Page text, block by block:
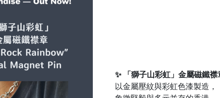
✨ 「獅子山彩虹」金屬磁鐵襟
以金屬壓紋與彩虹色漆製造，